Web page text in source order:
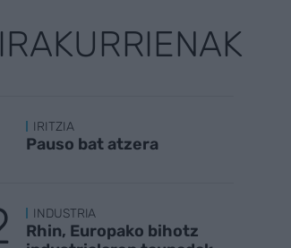
IRAKURRIENAK
IRITZIA
Pauso bat atzera
INDUSTRIA
Rhin, Europako bihotz